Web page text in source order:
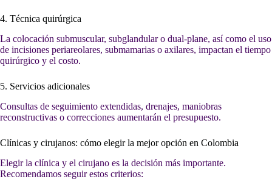
4. Técnica quirúrgica
La colocación submuscular, subglandular o dual-plane, así como el uso
de incisiones periareolares, submamarias o axilares, impactan el tiempo
quirúrgico y el costo.
5. Servicios adicionales
Consultas de seguimiento extendidas, drenajes, maniobras
reconstructivas o correcciones aumentarán el presupuesto.
Clínicas y cirujanos: cómo elegir la mejor opción en Colombia
Elegir la clínica y el cirujano es la decisión más importante.
Recomendamos seguir estos criterios: